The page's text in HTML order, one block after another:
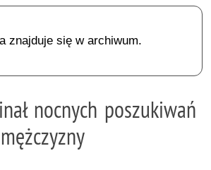
znajduje się w archiwum.
nocnych poszukiwań